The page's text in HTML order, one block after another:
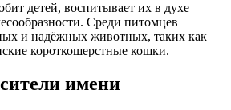
детей, воспитывает их в духе
Среди питомцев
и надёжных животных, таких как
короткошерстные кошки.
имени